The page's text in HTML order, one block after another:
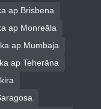
ap Brisbena
ap Monreāla
ap Mumbaja
ap Teherāna